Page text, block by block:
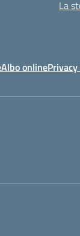
La
Albo online